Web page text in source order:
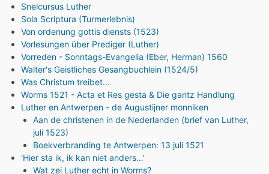
Snelcursus Luther
Sola Scriptura (Turmerlebnis)
Von ordenung gottis diensts (1523)
Vorlesungen über Prediger (Luther)
Vorreden - Sonntags-Evangelia (Eber, Herman) 1560
Walter's Geistliches Gesangbuchlein (1524/5)
Was Christum treibet...
Worms 1521 - Acta et Res gesta & Die gantz Handlung
Luther en Antwerpen - de Augustijner monniken
Aan de christenen in de Nederlanden (brief van Luther,
juli 1523)
Boekverbranding te Antwerpen: 13 juli 1521
'Hier sta ik, ik kan niet anders…'
Wat zei Luther echt in Worms?